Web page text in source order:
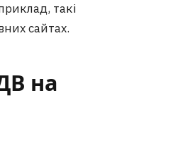
такі
сайтах.
на